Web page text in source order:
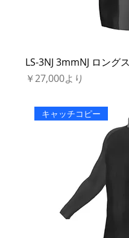
LS-3NJ 3mmNJ ロン
￥27,000より
セール価格
キャッチコピー